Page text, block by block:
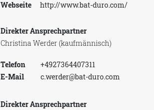
Webseite
http://www.bat-duro.com/
Direkter Ansprechpartner
Christina Werder (kaufmännisch)
Telefon
+4927364407311
E-Mail
c.werder@bat-duro.com
Direkter Ansprechpartner